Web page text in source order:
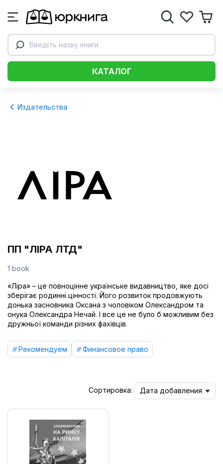
Введіть назву книги
КАТАЛОГ
Издательства
ПП "ЛІРА ЛТД"
1 book
«Ліра» – це повноцінне українське видавництво, яке досі
зберігає родинні цінності. Його розвиток продовжують
донька засновника Оксана з чоловіком Олександром та
онука Олександра Нечай. І все це не було б можливим без
дружньої команди різних фахівців.
Рекомендуем Финансовое право
Сортировка: Дата добавления